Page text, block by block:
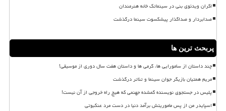
اکران ویدئوی بنی در سینماتک خانه هنرمندان
صدابردار و صداگذار پیشکسوت سینما درگذشت
پربحث ترین ها
چند داستان از سامورایی ها، گرمی ها و داستان هفت سال دوری از موسیقی!
مریم همتیان بازیگر جوان سینما و تئاتر درگذشت
پلیس در جستجوی نویسنده گمشده جهنمی که هیچ راه خروجی از آن نیست!
اسپایدر من از پس ماموریتش برآمد دنیا در دست مرد عنکبوتی